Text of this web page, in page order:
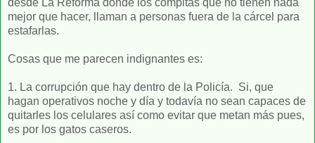
mejor que hacer, llaman a personas fuera de la cárcel para
estafarlas.
Cosas que me parecen indignantes es:
1. La corrupción que hay dentro de la Policía. Si, que
hagan operativos noche y día y todavía no sean capaces de
quitarles los celulares así como evitar que metan más pues,
es por los gatos caseros.